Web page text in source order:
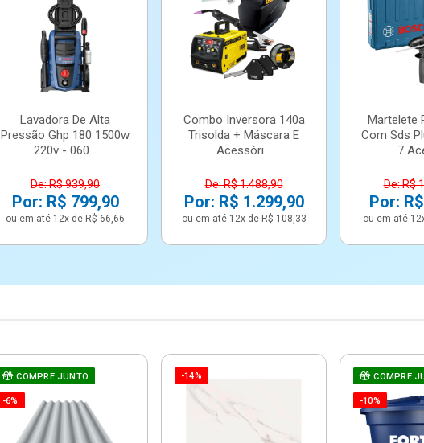
Lavadora De Alta
Pressão Ghp 180 1500w
220v - 060...
De: R$ 939,90
Por: R$ 799,90
ou em até 12x de R$ 66,66
Combo Inversora 140a
Trisolda + Máscara E
Acessóri...
De: R$ 1.488,90
Por: R$ 1.299,90
ou em até 12x de R$ 108,33
Martelete
Com Sds
7
De: R$
Por:
ou em até
COMPRE JUNTO
-6%
-14% COMPRE
-10%